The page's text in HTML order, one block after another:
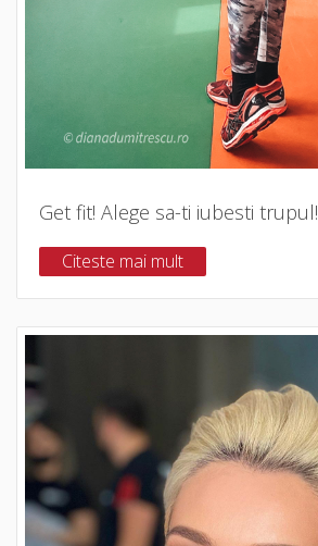
Get fit! Alege sa-ti iubesti trupul!
Citeste mai mult